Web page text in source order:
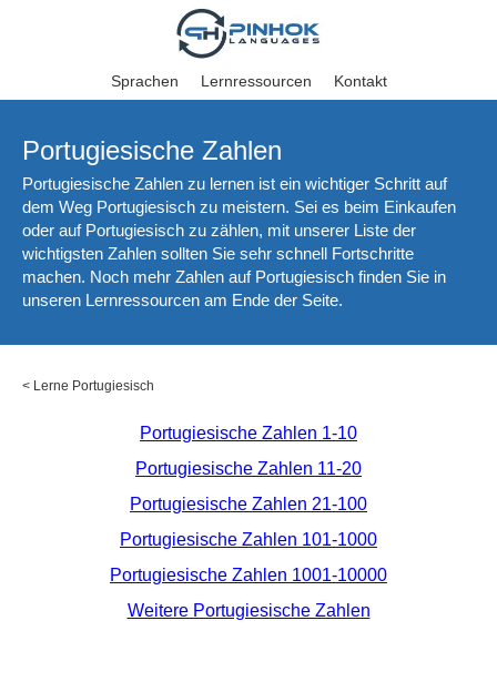
Sprachen Lernressourcen Kontakt
Portugiesische Zahlen
Portugiesische Zahlen zu lernen ist ein wichtiger Schritt auf
dem Weg Portugiesisch zu meistern. Sei es beim Einkaufen
oder auf Portugiesisch zu zählen, mit unserer Liste der
wichtigsten Zahlen sollten Sie sehr schnell Fortschritte
machen. Noch mehr Zahlen auf Portugiesisch finden Sie in
unseren Lernressourcen am Ende der Seite.
< Lerne Portugiesisch
Portugiesische Zahlen 1-10
Portugiesische Zahlen 11-20
Portugiesische Zahlen 21-100
Portugiesische Zahlen 101-1000
Portugiesische Zahlen 1001-10000
Weitere Portugiesische Zahlen